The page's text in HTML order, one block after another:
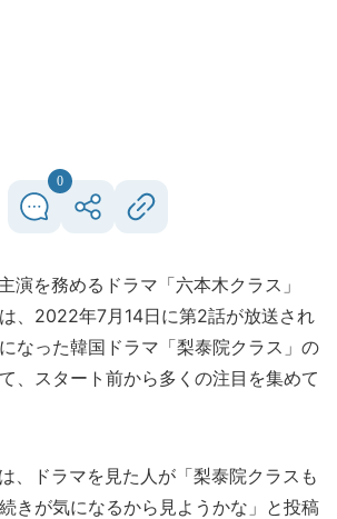
0
演を務めるドラマ「六本木クラス」
は、2022年7月14日に第2話が放送され
なった韓国ドラマ「梨泰院クラス」の
、スタート前から多くの注目を集めて
、ドラマを見た人が「梨泰院クラスも
きが気になるから見ようかな」と投稿